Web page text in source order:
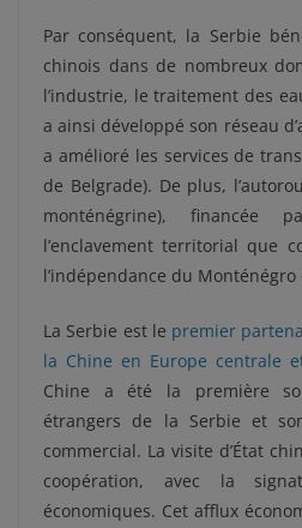
Par conséquent, la Serbie
chinois dans de nombreux
l’industrie, le traitement des
a ainsi développé son réseau
a amélioré les services de
de Belgrade). De plus,
monténégrine),
l’enclavement territorial que
l’indépendance du Monténégro
La Serbie est le premier
la Chine en Europe centrale
Chine a été la première
étrangers de la Serbie et
commercial. La visite d’État
coopération, avec la
économiques. Cet afflux